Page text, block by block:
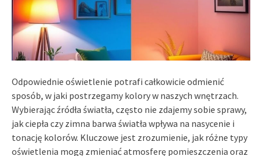
Odpowiednie oświetlenie potrafi całkowicie odmienić
sposób, w jaki postrzegamy kolory w naszych wnętrzach.
Wybierając źródła światła, często nie zdajemy sobie sprawy,
jak ciepła czy zimna barwa światła wpływa na nasycenie i
tonację kolorów. Kluczowe jest zrozumienie, jak różne typy
oświetlenia mogą zmieniać atmosferę pomieszczenia oraz